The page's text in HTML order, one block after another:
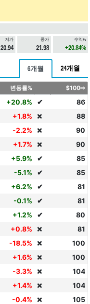
저가
20.94
종가
21.98
수익%
+20.84%
6개월 24개월
변동률% $100⇨
+20.8% ✔
86
+1.8% ❌
88
-2.2% ❌
90
+1.7% ❌
90
+5.9% ✔
85
-5.1% ✔
85
+6.2% ✔
81
-0.1% ✔
81
+1.2% ✔
80
+0.8% ❌
81
-18.5% ❌
100
+1.6% ❌
100
-3.3% ❌
104
+1.4% ❌
104
-0.4% ❌
105